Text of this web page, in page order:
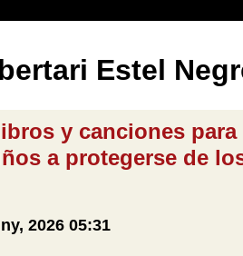
Estel
y canciones para
a protegerse de
2026 05:31